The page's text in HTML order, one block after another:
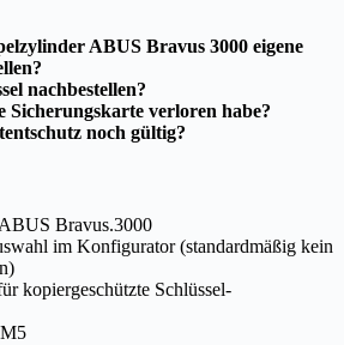
ABUS Bravus 3000 eigene
nachbestellen?
Sicherungskarte verloren habe?
noch gültig?
Bravus.3000
im Konfigurator (standardmäßig kein
kopiergeschützte Schlüssel-